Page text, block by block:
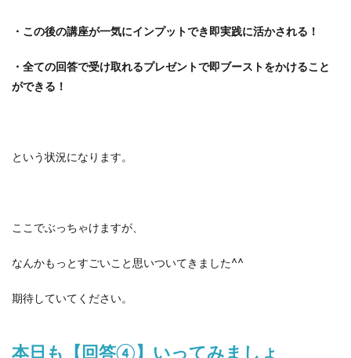
・この後の講座が一気にインプットでき即実践に活かされる！
・全ての回答で受け取れるプレゼントで即ブーストをかけること
ができる！
という状況になります。
ここでぶっちゃけますが、
なんかもっとすごいこと思いついてきました^^
期待していてください。
本日も【回答④】いってみましょ